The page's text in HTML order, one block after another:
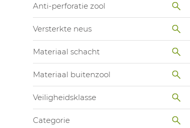
Anti-perforatie zool
Versterkte neus
Materiaal schacht
Materiaal buitenzool
Veiligheidsklasse
Categorie